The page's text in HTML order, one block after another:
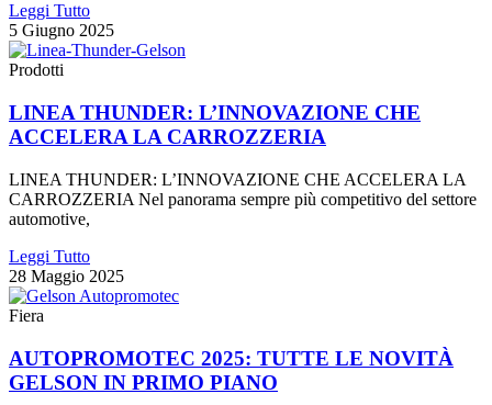
Leggi Tutto
5 Giugno 2025
Prodotti
LINEA THUNDER: L’INNOVAZIONE CHE
ACCELERA LA CARROZZERIA
LINEA THUNDER: L’INNOVAZIONE CHE ACCELERA LA
CARROZZERIA Nel panorama sempre più competitivo del settore
automotive,
Leggi Tutto
28 Maggio 2025
Fiera
AUTOPROMOTEC 2025: TUTTE LE NOVITÀ
GELSON IN PRIMO PIANO